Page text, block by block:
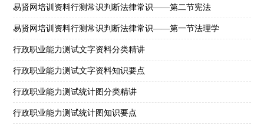
易贤网培训资料行测常识判断法律常识——第二节宪法
易贤网培训资料行测常识判断法律常识——第一节法理学
行政职业能力测试文字资料分类精讲
行政职业能力测试文字资料知识要点
行政职业能力测试统计图分类精讲
行政职业能力测试统计图知识要点